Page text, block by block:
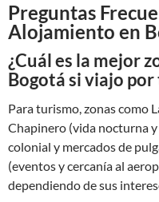
Preguntas
Alojamiento en
¿Cuál es la mejor
Bogotá si viajo
Para turismo, zonas como
Chapinero (vida nocturna
colonial y mercados de
(eventos y cercanía al
dependiendo de sus